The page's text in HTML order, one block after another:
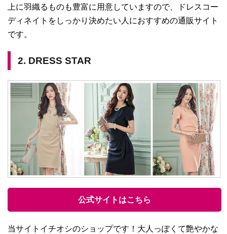
上に羽織るものも豊富に用意していますので、ドレスコー
ディネイトをしっかり決めたい人におすすめの通販サイト
です。
2. DRESS STAR
公式サイトはこちら
当サイトイチオシのショップです！大人っぽくて艶やかな